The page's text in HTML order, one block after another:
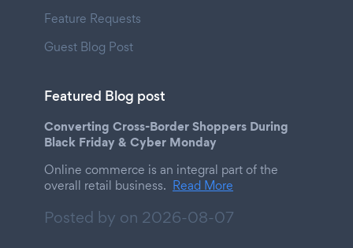
Feature Requests
Guest Blog Post
Featured Blog post
Converting Cross-Border Shoppers During
Black Friday & Cyber Monday
Online commerce is an integral part of the
overall retail business. Read More
Posted by on 2026-08-07